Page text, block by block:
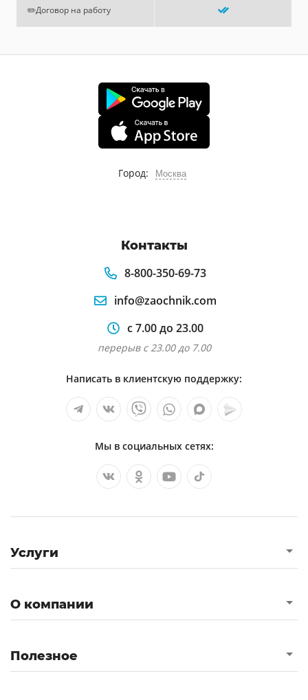
✏️Договор на работу
Город: Москва
Контакты
8-800-350-69-73
info@zaochnik.com
с 7.00 до 23.00
перерыв с 23.00 до 7.00
Написать в клиентскую поддержку:
Мы в социальных сетях:
Услуги
О компании
Полезное